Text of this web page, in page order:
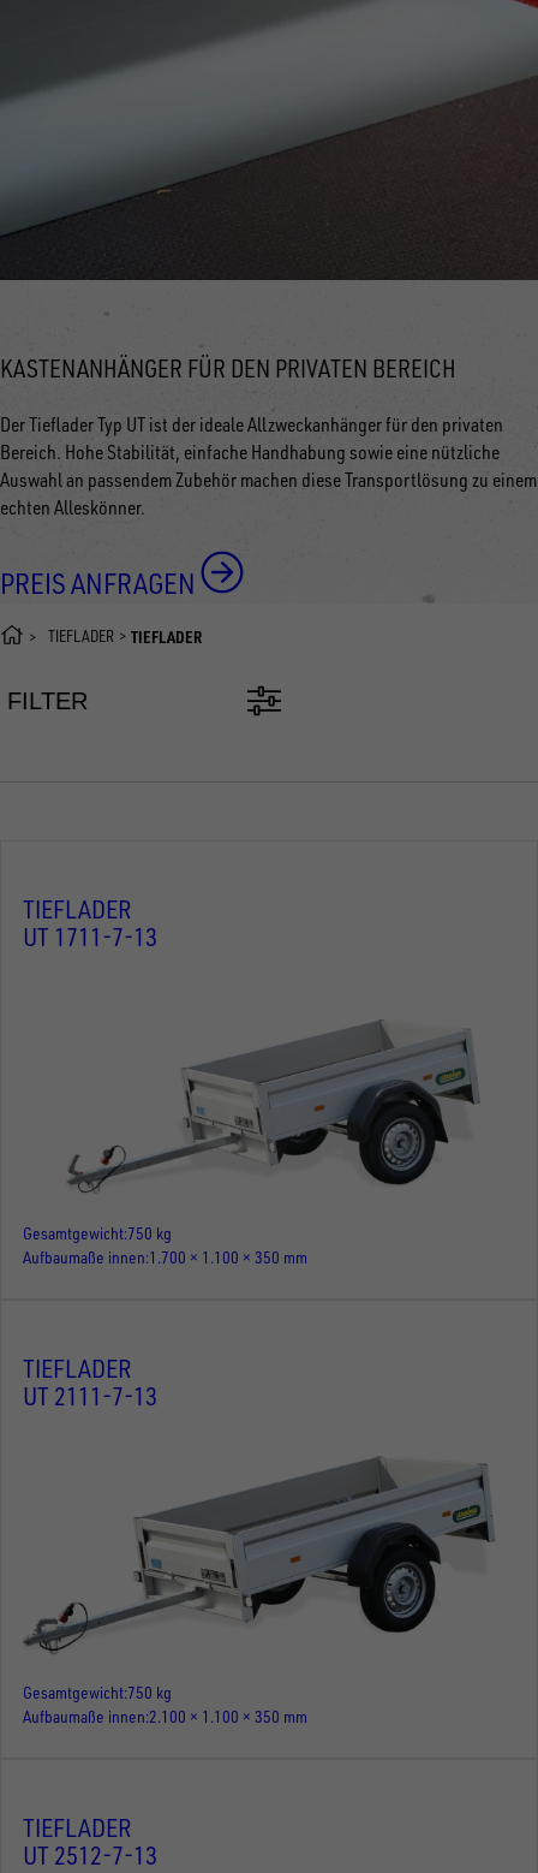
KASTENANHÄNGER FÜR DEN PRIVATEN BEREICH
Der Tieflader Typ UT ist der ideale Allzweckanhänger für den privaten
Bereich. Hohe Stabilität, einfache Handhabung sowie eine nützliche
Auswahl an passendem Zubehör machen diese Transportlösung zu einem
echten Alleskönner.
PREIS ANFRAGEN
TIEFLADER TIEFLADER
FILTER
TIEFLADER
UT 1711-7-13
Gesamtgewicht 750 kg
Aufbaumaße innen 1.700 × 1.100 × 350 mm
TIEFLADER
UT 2111-7-13
Gesamtgewicht 750 kg
Aufbaumaße innen 2.100 × 1.100 × 350 mm
TIEFLADER
UT 2512-7-13